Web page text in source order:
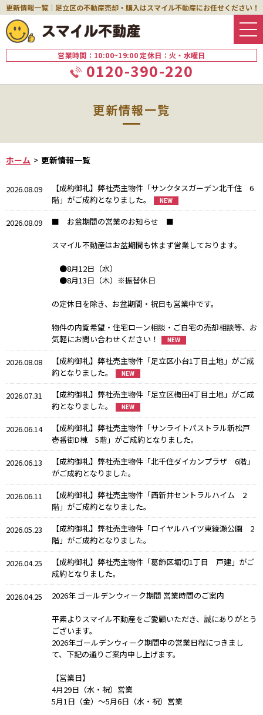
更新情報一覧｜足立区の不動産売却・購入はスマイル不動産にお任せください！
営業時間：10:00~19:00 定休日：火・水曜日
0120-390-220
更新情報一覧
ホーム 更新情報一覧
2026.08.09
【成約御礼】弊社売主物件「サンクタスガーデン北千住 6
階」がご成約となりました。
2026.08.09 ■ お盆期間の営業のお知らせ ■
スマイル不動産はお盆期間も休まず営業しております。
●8月12日（水）
●8月13日（木）※振替休日
の定休日を除き、お盆期間・祝日も営業中です。
物件の内覧希望・住宅ローン相談・ご自宅の売却相談等、お
気軽にお問い合わせください！
2026.08.08
【成約御礼】弊社売主物件「足立区小台1丁目土地」がご成
約となりました。
2026.07.31
【成約御礼】弊社売主物件「足立区梅田4丁目土地」がご成
約となりました。
2026.06.14
【成約御礼】弊社売主物件「サンライトパストラル新松戸
壱番街D棟 5階」がご成約となりました。
2026.06.13
【成約御礼】弊社売主物件「北千住ダイカンプラザ 6階」
がご成約となりました。
2026.06.11
【成約御礼】弊社売主物件「西新井セントラルハイム 2
階」がご成約となりました。
2026.05.23
【成約御礼】弊社売主物件「ロイヤルハイツ東綾瀬公園 2
階」がご成約となりました。
2026.04.25
【成約御礼】弊社売主物件「葛飾区堀切1丁目 戸建」がご
成約となりました。
2026.04.25 2026年 ゴールデンウィーク期間 営業時間のご案内
平素よりスマイル不動産をご愛顧いただき、誠にありがとう
ございます。
2026年ゴールデンウィーク期間中の営業日程につきまし
て、下記の通りご案内申し上げます。
【営業日】
4月29日（水・祝）営業
5月1日（金）〜5月6日（水・祝）営業